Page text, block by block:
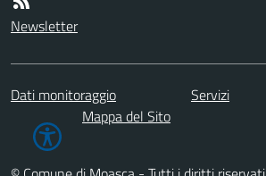
Newsletter
Dati monitoraggio Servizi
Mappa del Sito